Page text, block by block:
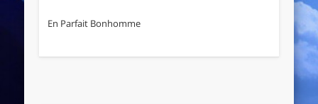
En Parfait Bonhomme